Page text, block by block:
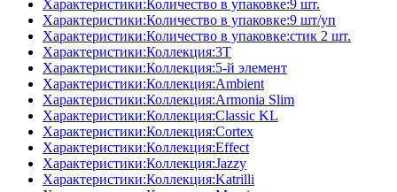
Характеристики:Количество в упаковке:9 шт.
Характеристики:Количество в упаковке:9 шт/уп
Характеристики:Количество в упаковке:стик 2 шт.
Характеристики:Коллекция:3T
Характеристики:Коллекция:5-й элемент
Характеристики:Коллекция:Ambient
Характеристики:Коллекция:Armonia Slim
Характеристики:Коллекция:Classic KL
Характеристики:Коллекция:Cortex
Характеристики:Коллекция:Effect
Характеристики:Коллекция:Jazzy
Характеристики:Коллекция:Katrilli